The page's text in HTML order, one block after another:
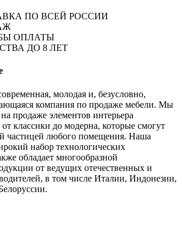
ПО ВСЕЙ РОССИИ
ОПЛАТЫ
ДО 8 ЛЕТ
молодая и, безусловно,
компания по продаже мебели. Мы
продаже элементов интерьера
от классики до модерна, которые смогут
частицей любого помещения. Наша
набор технологических
обладает многообразной
от ведущих отечественных и
в том числе Италии, Индонезии,